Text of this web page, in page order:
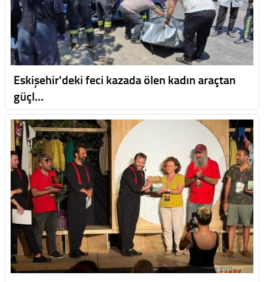
Eskişehir'deki feci kazada ölen kadın araçtan
güçl…